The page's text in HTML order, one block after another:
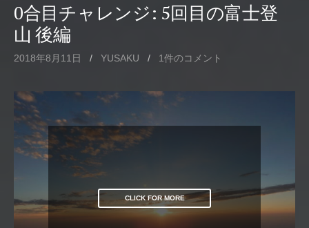
0合目チャレンジ: 5回目の富士登
山 後編
2018年8月11日 / YUSAKU / 1件のコメント
CLICK FOR MORE